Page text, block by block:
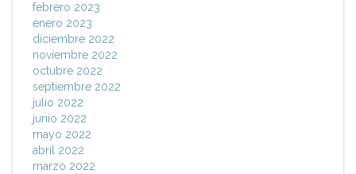
febrero 2023
enero 2023
diciembre 2022
noviembre 2022
octubre 2022
septiembre 2022
julio 2022
junio 2022
mayo 2022
abril 2022
marzo 2022